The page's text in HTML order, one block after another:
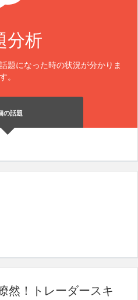
分析
題になった時の状況が分かりま
す。
の話題
然！トレーダースキ